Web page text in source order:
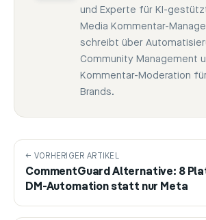
und Experte für KI-
Media Kommentar-
schreibt über
Community Management
Kommentar-Moderation
Brands.
← VORHERIGER ARTIKEL
CommentGuard Alternative: 8
DM-Automation statt nur Meta